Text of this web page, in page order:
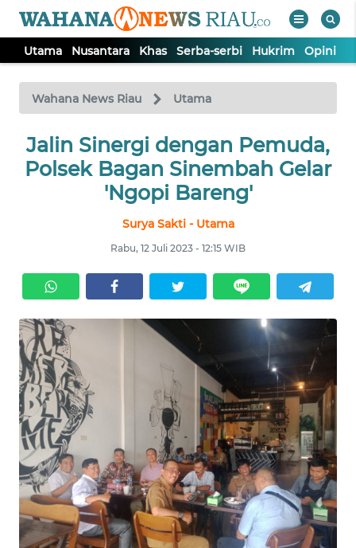
Utama Nusantara Khas Serba-serbi Hukrim Opini
Wahana News Riau Utama
Jalin Sinergi dengan Pemuda,
Polsek Bagan Sinembah Gelar
'Ngopi Bareng'
Surya Sakti - Utama
Rabu, 12 Juli 2023 - 12:15 WIB
TV
Tutup
UTAMA
SERBA-
SERBI
HUKRIM
OPINI
PERISTIWA
Informasi
INDEKS
BERITA